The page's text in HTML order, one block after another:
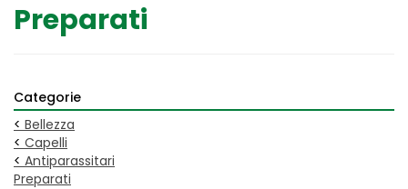
Preparati
Categorie
< Bellezza
< Capelli
< Antiparassitari
Preparati